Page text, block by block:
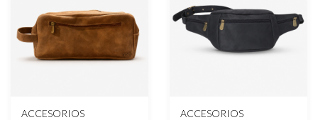
ACCESORIOS ACCESORIOS